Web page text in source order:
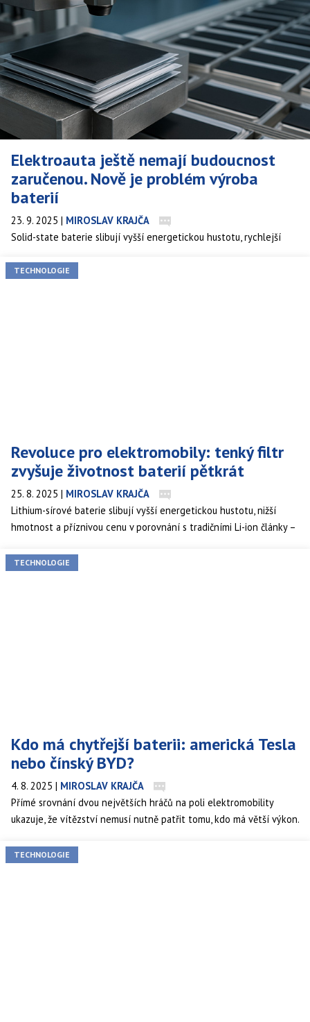
představili inovativní bateriovou technologii, která slibuje zásadně
vyšší stabilitu, menší riziko požáru a lepší využití v energetických
sítích
Elektroauta ještě nemají budoucnost
zaručenou. Nově je problém výroba
baterií
23. 9. 2025 | MIROSLAV KRAJČA
Solid-state baterie slibují vyšší energetickou hustotu, rychlejší
prototypů k masové výrobě je plná překážek. Nový článek z
TECHNOLOGIE
Revoluce pro elektromobily: tenký filtr
zvyšuje životnost baterií pětkrát
25. 8. 2025 | MIROSLAV KRAJČA
Lithium-sírové baterie slibují vyšší energetickou hustotu, nižší
hmotnost a příznivou cenu v porovnání s tradičními Li-ion články –
nazvaná HiSep-II funguje jako inteligentní filtr v separátoru,
TECHNOLOGIE
Kdo má chytřejší baterii: americká Tesla
nebo čínský BYD?
4. 8. 2025 | MIROSLAV KRAJČA
Přímé srovnání dvou největších hráčů na poli elektromobility
ukazuje, že vítězství nemusí nutně patřit tomu, kdo má větší výkon.
odhalil zásadní rozdíly v přístupu k designu, tepelné správě i
TECHNOLOGIE